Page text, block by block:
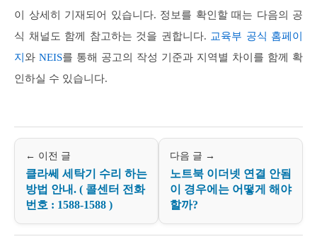
이 상세히 기재되어 있습니다. 정보를 확인할 때는 다음의 공
식 채널도 함께 참고하는 것을 권합니다. 교육부 공식 홈페이
지와 NEIS를 통해 공고의 작성 기준과 지역별 차이를 함께 확
인하실 수 있습니다.
← 이전 글
클라쎄 세탁기 수리 하는
방법 안내. ( 콜센터 전화
번호 : 1588-1588 )
다음 글 →
노트북 이더넷 연결 안됨
이 경우에는 어떻게 해야
할까?